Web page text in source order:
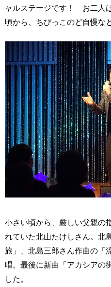
ャルステージです！ お二人
頃から、ちびっこのど自慢な
小さい頃から、厳しい父親の
れていた北山たけしさん。北
旅」、北島三郎さん作曲の「
唱。最後に新曲「アカシアの
した。